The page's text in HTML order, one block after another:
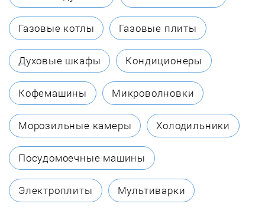
Biol
Borinskoe
Bosch
Buderus
BURNiT
Газовые котлы Газовые плиты
Духовые шкафы Кондиционеры
Кофемашины Микроволновки
Морозильные камеры Холодильники
Посудомоечные машины
Электроплиты Мультиварки